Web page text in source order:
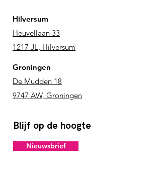
Hilversum
Heuvellaan 33
1217 JL, Hilversum
Groningen
De Mudden 18
9747 AW, Groningen
Blijf op de hoogte
Nieuwsbrief